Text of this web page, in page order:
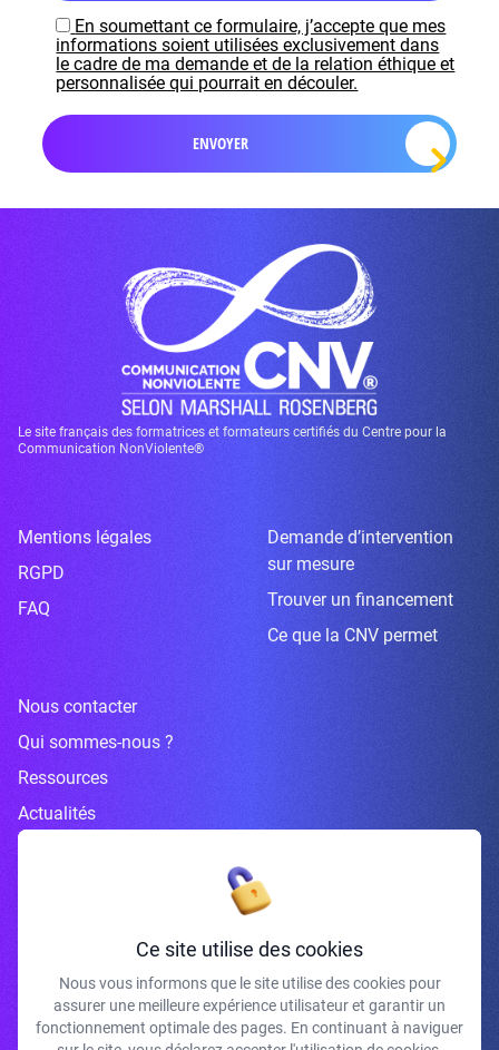
En soumettant ce formulaire, j’accepte que mes
informations soient utilisées exclusivement dans
le cadre de ma demande et de la relation éthique et
personnalisée qui pourrait en découler.
Le site français des formatrices et formateurs certifiés du Centre pour la
Communication NonViolente®
Mentions légales
RGPD
FAQ
Demande d’intervention
sur mesure
Trouver un financement
Ce que la CNV permet
Nous contacter
Qui sommes-nous ?
Ressources
Actualités
Inscrivez-vous à la newsletter
J'accepte de recevoir vos e-mails et confirme avoir pris connaissance de
votre politique de confidentialité et mentions légales.
Ce site utilise des cookies
Nous vous informons que le site utilise des cookies pour
assurer une meilleure expérience utilisateur et garantir un
fonctionnement optimale des pages. En continuant à naviguer